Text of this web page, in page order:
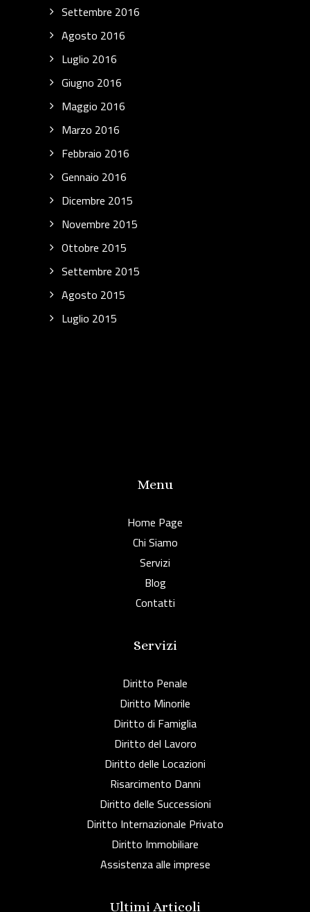
Settembre 2016
Agosto 2016
Luglio 2016
Giugno 2016
Maggio 2016
Marzo 2016
Febbraio 2016
Gennaio 2016
Dicembre 2015
Novembre 2015
Ottobre 2015
Settembre 2015
Agosto 2015
Luglio 2015
Menu
Home Page
Chi Siamo
Servizi
Blog
Contatti
Servizi
Diritto Penale
Diritto Minorile
Diritto di Famiglia
Diritto del Lavoro
Diritto delle Locazioni
Risarcimento Danni
Diritto delle Successioni
Diritto Internazionale Privato
Diritto Immobiliare
Assistenza alle imprese
Ultimi Articoli